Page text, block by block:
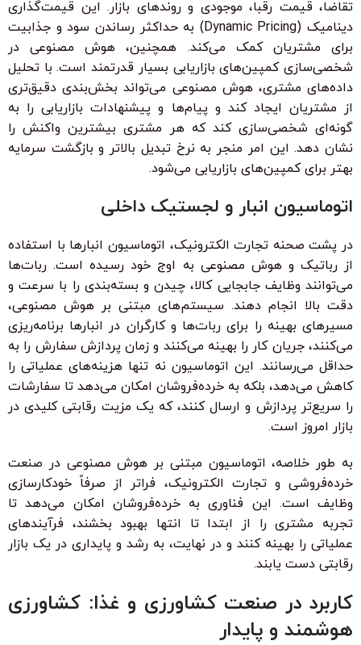
تقاضا، قیمت رقبا، موجودی و روندهای بازار. این قیمت‌گذاری
دینامیک (Dynamic Pricing) به حداکثر رساندن سود و جذابیت
برای مشتریان کمک می‌کند. همچنین، هوش مصنوعی در
شخصی‌سازی کمپین‌های بازاریابی بسیار قدرتمند است. با تحلیل
داده‌های مشتری، هوش مصنوعی می‌تواند بخش‌بندی دقیق‌تری
از مشتریان ایجاد کند و پیام‌ها و پیشنهادات بازاریابی را به
گونه‌ای شخصی‌سازی کند که هر مشتری بیشترین واکنش را
نشان دهد. این امر منجر به نرخ تبدیل بالاتر و بازگشت سرمایه
بهتر برای کمپین‌های بازاریابی می‌شود.
اتوماسیون انبار و لجستیک داخلی
در پشت صحنه تجارت الکترونیک، اتوماسیون انبارها با استفاده
از رباتیک و هوش مصنوعی به اوج خود رسیده است. ربات‌ها
می‌توانند وظایف جابجایی کالا، چیدن و بسته‌بندی را با سرعت و
دقت بالا انجام دهند. سیستم‌های مبتنی بر هوش مصنوعی،
مسیرهای بهینه را برای ربات‌ها و کارگران در انبارها برنامه‌ریزی
می‌کنند، جریان کار را بهینه می‌کنند و زمان پردازش سفارش را به
حداقل می‌رسانند. این اتوماسیون نه تنها هزینه‌های عملیاتی را
کاهش می‌دهد، بلکه به خرده‌فروشان امکان می‌دهد تا سفارشات
را سریع‌تر پردازش و ارسال کنند، که یک مزیت رقابتی کلیدی در
بازار امروز است.
به طور خلاصه، اتوماسیون مبتنی بر هوش مصنوعی در صنعت
خرده‌فروشی و تجارت الکترونیک، فراتر از صرفاً خودکارسازی
وظایف است. این فناوری به خرده‌فروشان امکان می‌دهد تا
تجربه مشتری را از ابتدا تا انتها بهبود بخشند، فرآیندهای
عملیاتی را بهینه کنند و در نهایت، به رشد و پایداری در یک بازار
رقابتی دست یابند.
کاربرد در صنعت کشاورزی و غذا: کشاورزی
هوشمند و پایدار